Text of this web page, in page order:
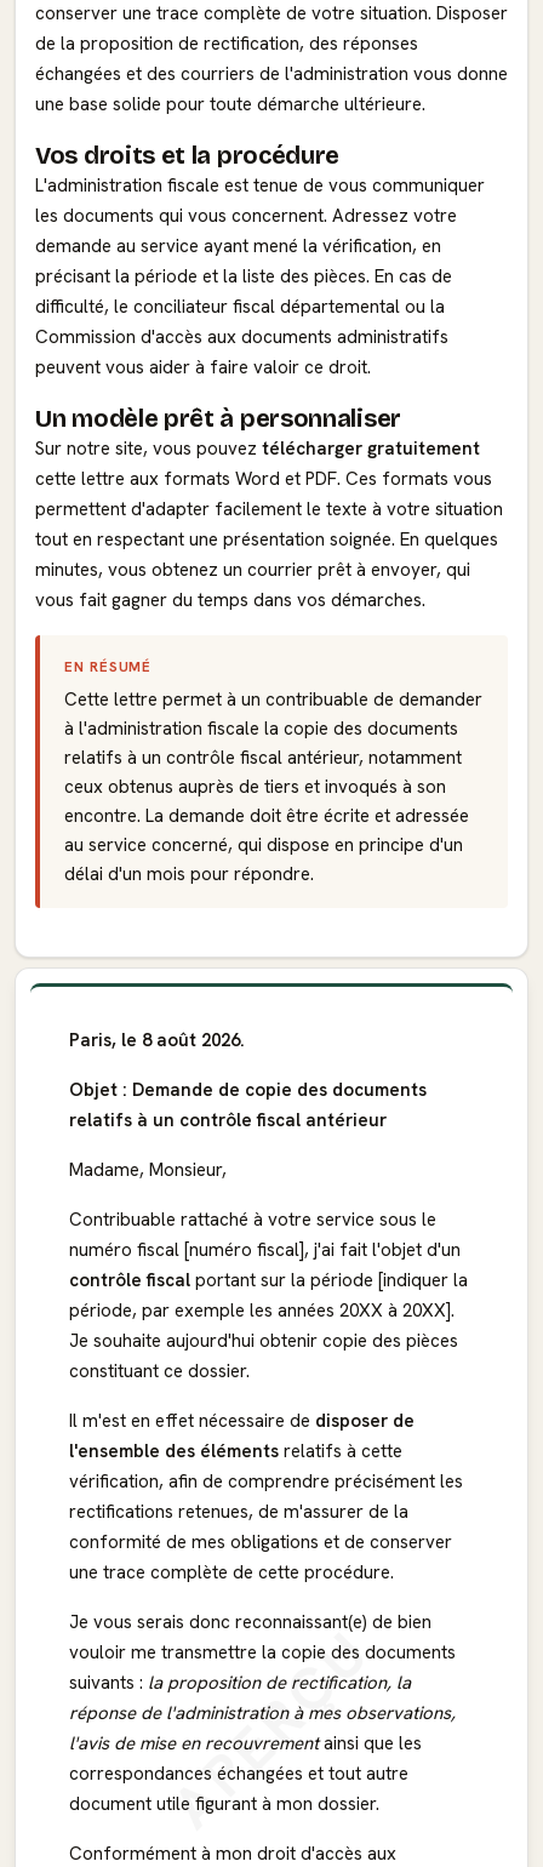
conserver une trace complète de votre situation. Disposer
de la proposition de rectification, des réponses
échangées et des courriers de l'administration vous donne
une base solide pour toute démarche ultérieure.
Vos droits et la procédure
L'administration fiscale est tenue de vous communiquer
les documents qui vous concernent. Adressez votre
demande au service ayant mené la vérification, en
précisant la période et la liste des pièces. En cas de
difficulté, le conciliateur fiscal départemental ou la
Commission d'accès aux documents administratifs
peuvent vous aider à faire valoir ce droit.
Un modèle prêt à personnaliser
Sur notre site, vous pouvez télécharger gratuitement
cette lettre aux formats Word et PDF. Ces formats vous
permettent d'adapter facilement le texte à votre situation
tout en respectant une présentation soignée. En quelques
minutes, vous obtenez un courrier prêt à envoyer, qui
vous fait gagner du temps dans vos démarches.
EN RÉSUMÉ
Cette lettre permet à un contribuable de demander
à l'administration fiscale la copie des documents
relatifs à un contrôle fiscal antérieur, notamment
ceux obtenus auprès de tiers et invoqués à son
encontre. La demande doit être écrite et adressée
au service concerné, qui dispose en principe d'un
délai d'un mois pour répondre.
APERÇU
Paris, le 8 août 2026.
Objet : Demande de copie des documents
relatifs à un contrôle fiscal antérieur
Madame, Monsieur,
Contribuable rattaché à votre service sous le
numéro fiscal [numéro fiscal], j'ai fait l'objet d'un
contrôle fiscal portant sur la période [indiquer la
période, par exemple les années 20XX à 20XX].
Je souhaite aujourd'hui obtenir copie des pièces
constituant ce dossier.
Il m'est en effet nécessaire de disposer de
l'ensemble des éléments relatifs à cette
vérification, afin de comprendre précisément les
rectifications retenues, de m'assurer de la
conformité de mes obligations et de conserver
une trace complète de cette procédure.
Je vous serais donc reconnaissant(e) de bien
vouloir me transmettre la copie des documents
suivants : la proposition de rectification, la
réponse de l'administration à mes observations,
l'avis de mise en recouvrementainsi que les
correspondances échangées et tout autre
document utile figurant à mon dossier.
Conformément à mon droit d'accès aux